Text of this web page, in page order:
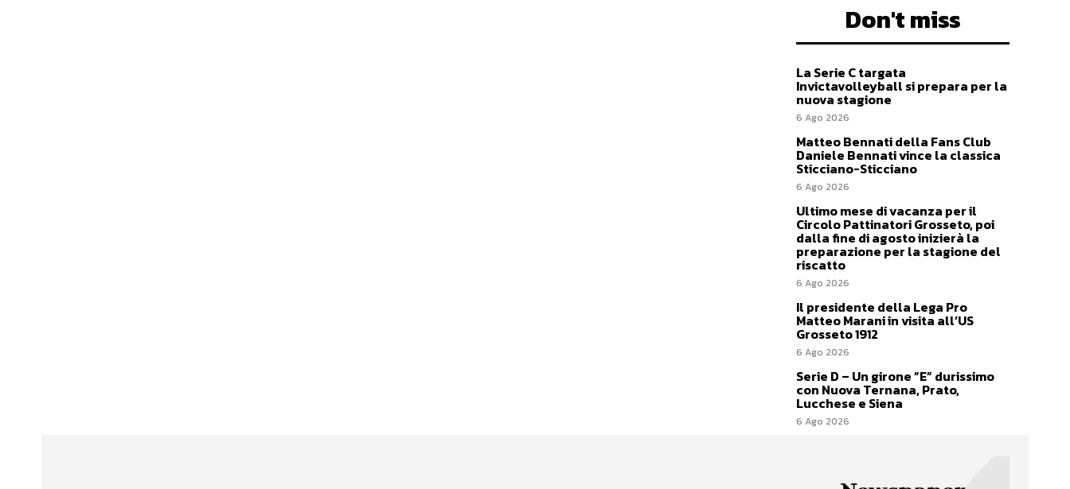
Don't miss
La Serie C targata
Invictavolleyball si prepara per la
nuova stagione
6 Ago 2026
Matteo Bennati della Fans Club
Daniele Bennati vince la classica
Sticciano-Sticciano
6 Ago 2026
Ultimo mese di vacanza per il
Circolo Pattinatori Grosseto, poi
dalla fine di agosto inizierà la
preparazione per la stagione del
riscatto
6 Ago 2026
Il presidente della Lega Pro
Matteo Marani in visita all’US
Grosseto 1912
6 Ago 2026
Serie D – Un girone ”E” durissimo
con Nuova Ternana, Prato,
Lucchese e Siena
6 Ago 2026